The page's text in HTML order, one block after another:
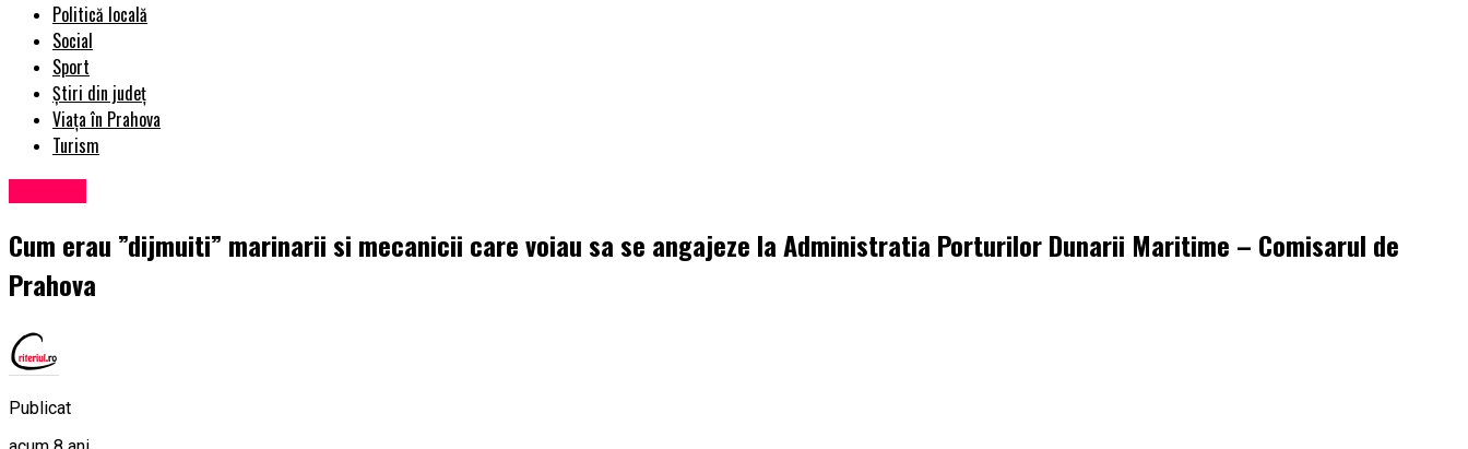
Politică locală
Social
Sport
Știri din județ
Viața în Prahova
Turism
Cum erau ”dijmuiti” marinarii si mecanicii care voiau sa se angajeze la Administratia Porturilor Dunarii Maritime – Comisarul de
Prahova
Publicat